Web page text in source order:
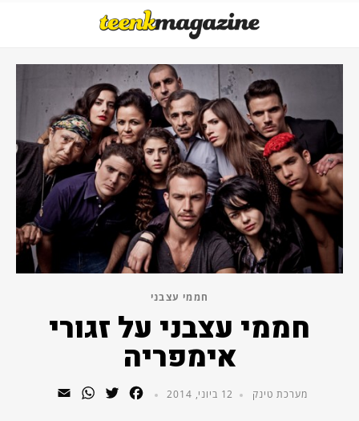
חממי עצבני
חממי עצבני על זגורי
אימפריה
מערכת טינק 12 ביוני, 2014 Facebook
Twitter
WhatsApp